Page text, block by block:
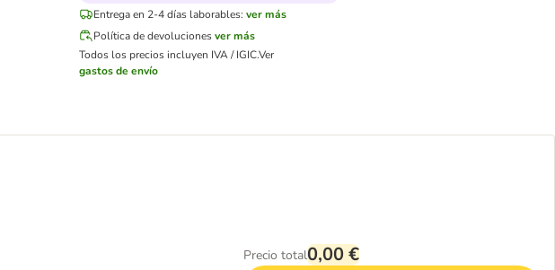
Entrega en 2-4 días laborables: ver más
Política de devolucionesver más
Todos los precios incluyen IVA / IGIC.Ver
gastos de envío
Precio total0,00 €